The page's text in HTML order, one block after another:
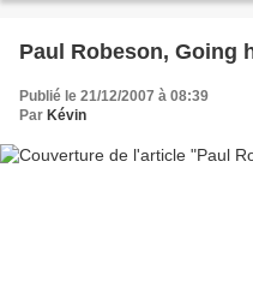
Paul Robeson, Going
Publié le 21/12/2007 à 08:39
Par Kévin